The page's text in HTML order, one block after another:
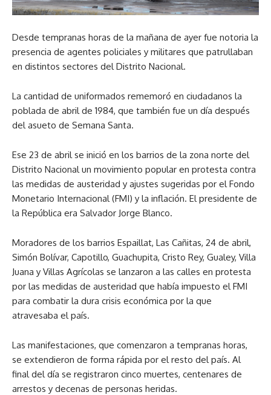
Desde tempranas horas de la mañana de ayer fue notoria la
presencia de agentes policiales y militares que patrullaban
en distintos sectores del Distrito Nacional.
La cantidad de uniformados rememoró en ciudadanos la
poblada de abril de 1984, que también fue un día después
del asueto de Semana Santa.
Ese 23 de abril se inició en los barrios de la zona norte del
Distrito Nacional un movimiento popular en protesta contra
las medidas de austeridad y ajustes sugeridas por el Fondo
Monetario Internacional (FMI) y la inflación. El presidente de
la República era Salvador Jorge Blanco.
Moradores de los barrios Espaillat, Las Cañitas, 24 de abril,
Simón Bolívar, Capotillo, Guachupita, Cristo Rey, Gualey, Villa
Juana y Villas Agrícolas se lanzaron a las calles en protesta
por las medidas de austeridad que había impuesto el FMI
para combatir la dura crisis económica por la que
atravesaba el país.
Las manifestaciones, que comenzaron a tempranas horas,
se extendieron de forma rápida por el resto del país. Al
final del día se registraron cinco muertes, centenares de
arrestos y decenas de personas heridas.